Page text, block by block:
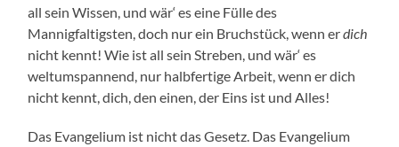
all sein Wissen, und wär‘ es eine Fülle des
Mannigfaltigsten, doch nur ein Bruchstück, wenn erdich
nicht kennt! Wie ist all sein Streben, und wär‘ es
weltumspannend, nur halbfertige Arbeit, wenn er dich
nicht kennt, dich, den einen, der Eins ist und Alles!
Das Evangelium ist nicht das Gesetz. Das Evangelium